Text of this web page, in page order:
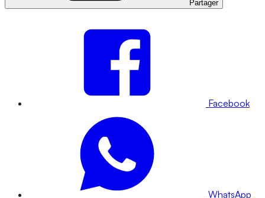
Partager
Facebook
WhatsApp